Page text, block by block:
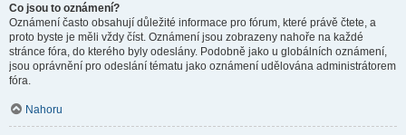
Co jsou to oznámení?
Oznámení často obsahují důležité informace pro fórum, které právě čtete, a
proto byste je měli vždy číst. Oznámení jsou zobrazeny nahoře na každé
stránce fóra, do kterého byly odeslány. Podobně jako u globálních oznámení,
jsou oprávnění pro odeslání tématu jako oznámení udělována administrátorem
fóra.
Nahoru